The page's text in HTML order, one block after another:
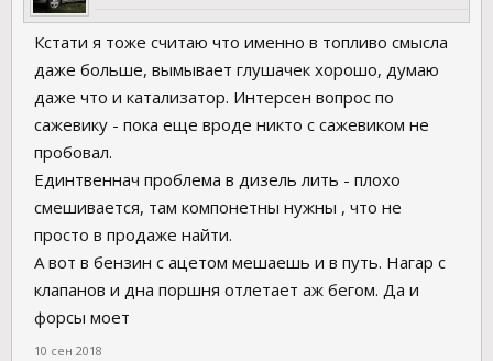
Кстати я тоже считаю что именно в топливо смысла
даже больше, вымывает глушачек хорошо, думаю
даже что и катализатор. Интерсен вопрос по
сажевику - пока еще вроде никто с сажевиком не
пробовал.
Единтвеннач проблема в дизель лить - плохо
смешивается, там компонетны нужны , что не
просто в продаже найти.
А вот в бензин с ацетом мешаешь и в путь. Нагар с
клапанов и дна поршня отлетает аж бегом. Да и
форсы моет
10 сен 2018